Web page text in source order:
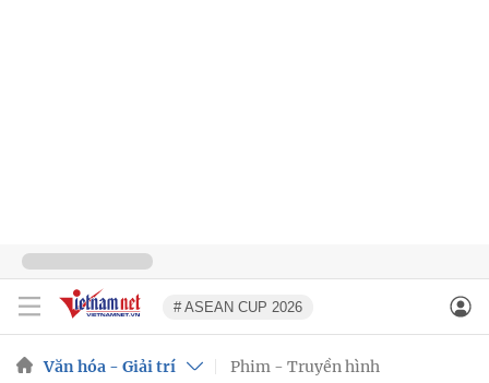
# ASEAN CUP 2026
Văn hóa - Giải trí Phim - Truyền hình